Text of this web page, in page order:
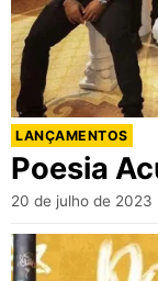
LANÇAMENTOS
Poesia
20 de julho de 2023